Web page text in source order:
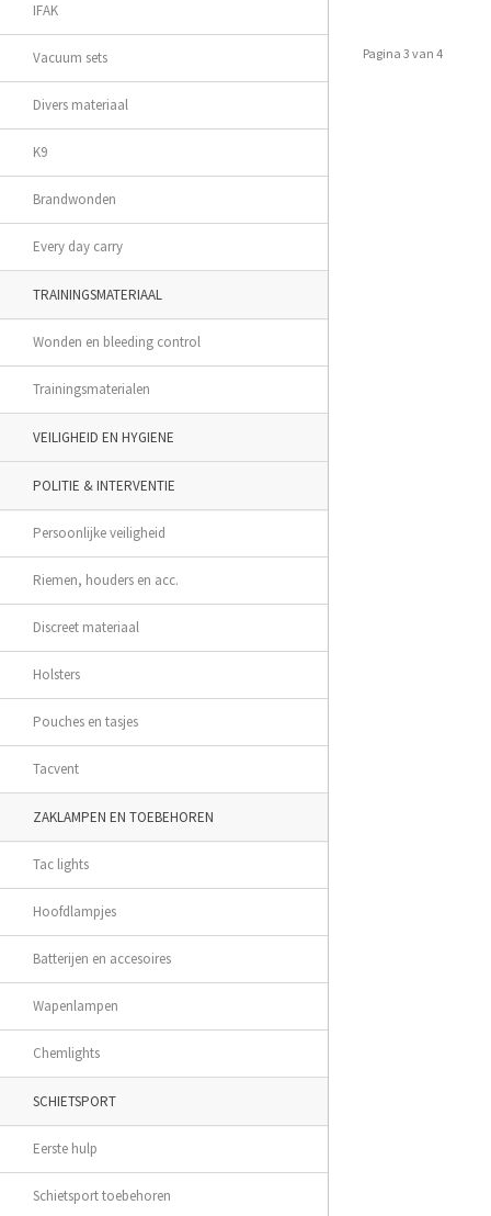
IFAK
Vacuum sets
Divers materiaal
K9
Brandwonden
Every day carry
TRAININGSMATERIAAL
Wonden en bleeding control
Trainingsmaterialen
VEILIGHEID EN HYGIENE
POLITIE & INTERVENTIE
Persoonlijke veiligheid
Riemen, houders en acc.
Discreet materiaal
Holsters
Pouches en tasjes
Tacvent
ZAKLAMPEN EN TOEBEHOREN
Tac lights
Hoofdlampjes
Batterijen en accesoires
Wapenlampen
Chemlights
SCHIETSPORT
Eerste hulp
Schietsport toebehoren
Pagina 3 van 4